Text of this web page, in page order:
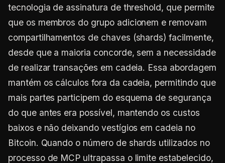
tecnologia de assinatura de threshold, que permite
que os membros do grupo adicionem e removam
compartilhamentos de chaves (shards) facilmente,
desde que a maioria concorde, sem a necessidade
de realizar transações em cadeia. Essa abordagem
mantém os cálculos fora da cadeia, permitindo que
mais partes participem do esquema de segurança
do que antes era possível, mantendo os custos
baixos e não deixando vestígios em cadeia no
Bitcoin. Quando o número de shards utilizados no
processo de MCP ultrapassa o limite estabelecido,